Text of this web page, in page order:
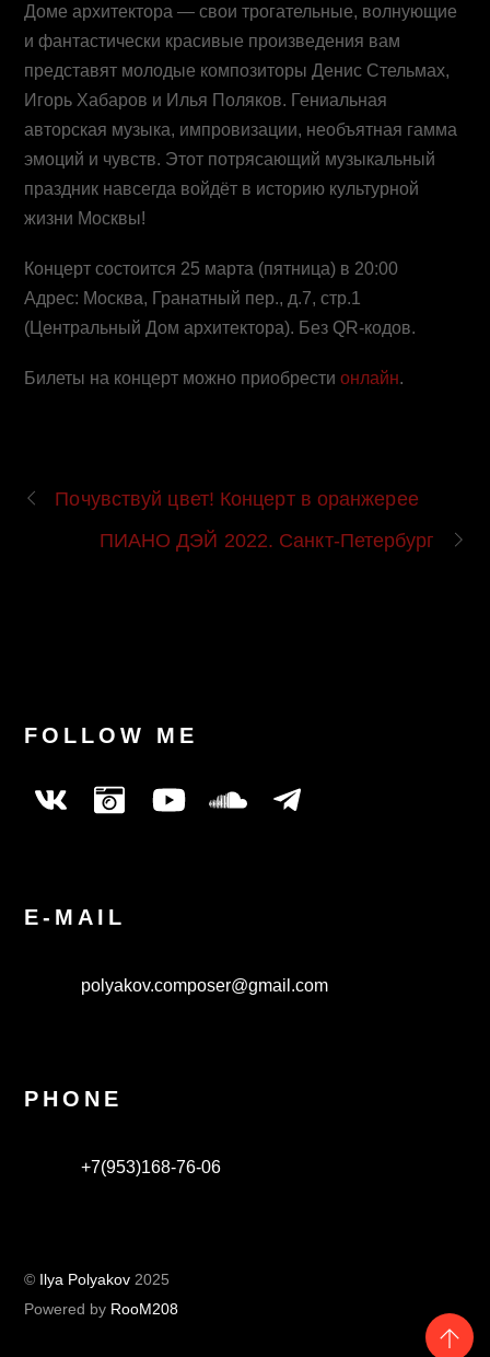
Доме архитектора — свои трогательные, волнующие
и фантастически красивые произведения вам
представят молодые композиторы Денис Стельмах,
Игорь Хабаров и Илья Поляков. Гениальная
авторская музыка, импровизации, необъятная гамма
эмоций и чувств. Этот потрясающий музыкальный
праздник навсегда войдёт в историю культурной
жизни Москвы!
Концерт состоится 25 марта (пятница) в 20:00
Адрес: Москва, Гранатный пер., д.7, стр.1
(Центральный Дом архитектора). Без QR-кодов.
Билеты на концерт можно приобрестионлайн.
Почувствуй цвет! Концерт в оранжерее
ПИАНО ДЭЙ 2022. Санкт-Петербург
FOLLOW ME
E-MAIL
polyakov.composer@gmail.com
PHONE
+7(953)168-76-06
© Ilya Polyakov 2025
Powered by RooM208